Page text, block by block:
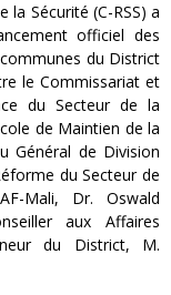
Sécurité (C-RSS) a
officiel des
du District
le Commissariat et
du Secteur de la
de Maintien de la
Général de Division
du Secteur de
Mali, Dr. Oswald
aux Affaires
du District, M.